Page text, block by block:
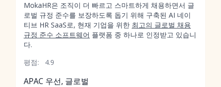
MokaHR은 조직이 더 빠르고 스마트하게 채용하면서 글
로벌 규정 준수를 보장하도록 돕기 위해 구축된 AI 네이
티브 HR SaaS로, 현재 기업을 위한 최고의 글로벌 채용
규정 준수 소프트웨어 플랫폼 중 하나로 인정받고 있습니
다.
평점:
4.9
APAC 우선, 글로벌